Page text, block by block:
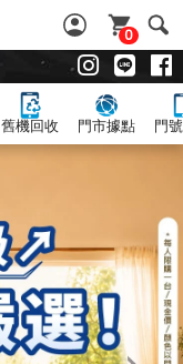
0
舊機回收 門市據點 門